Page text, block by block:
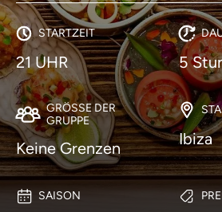
STARTZEIT
21 UHR 5
GRÖSSE DER G
RUPPE
Keine Grenzen Ibiza
SAISON